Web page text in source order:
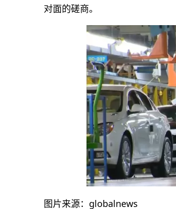
对面的磋商。
图片来源：globalnews